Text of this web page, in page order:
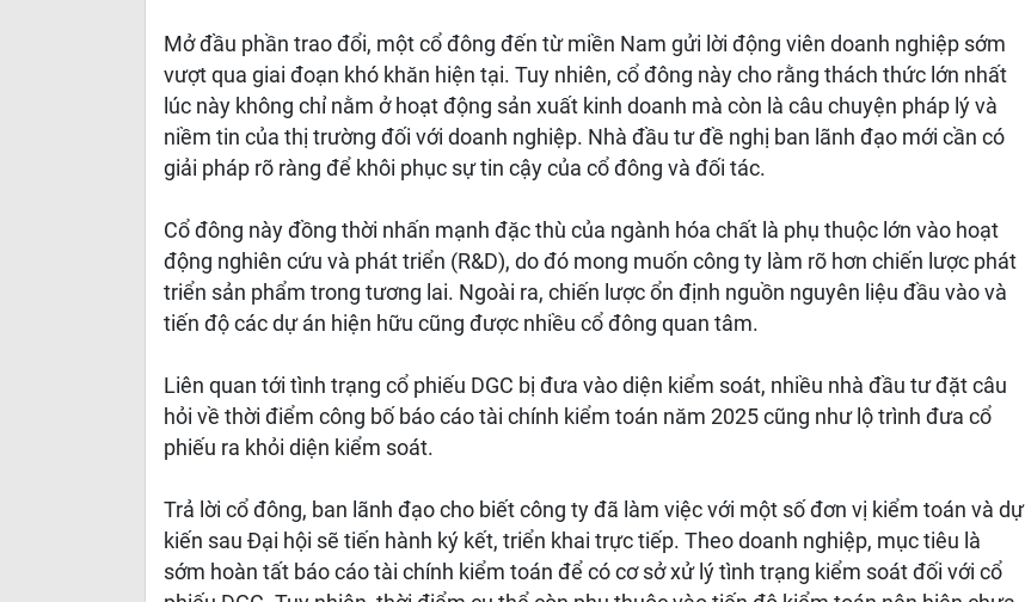
Mở đầu phần trao đổi, một cổ đông đến từ miền Nam gửi lời động viên doanh nghiệp sớm
vượt qua giai đoạn khó khăn hiện tại. Tuy nhiên, cổ đông này cho rằng thách thức lớn nhất
lúc này không chỉ nằm ở hoạt động sản xuất kinh doanh mà còn là câu chuyện pháp lý và
niềm tin của thị trường đối với doanh nghiệp. Nhà đầu tư đề nghị ban lãnh đạo mới cần có
giải pháp rõ ràng để khôi phục sự tin cậy của cổ đông và đối tác.
Cổ đông này đồng thời nhấn mạnh đặc thù của ngành hóa chất là phụ thuộc lớn vào hoạt
động nghiên cứu và phát triển (R&D), do đó mong muốn công ty làm rõ hơn chiến lược phát
triển sản phẩm trong tương lai. Ngoài ra, chiến lược ổn định nguồn nguyên liệu đầu vào và
tiến độ các dự án hiện hữu cũng được nhiều cổ đông quan tâm.
Liên quan tới tình trạng cổ phiếu DGC bị đưa vào diện kiểm soát, nhiều nhà đầu tư đặt câu
hỏi về thời điểm công bố báo cáo tài chính kiểm toán năm 2025 cũng như lộ trình đưa cổ
phiếu ra khỏi diện kiểm soát.
Trả lời cổ đông, ban lãnh đạo cho biết công ty đã làm việc với một số đơn vị kiểm toán và dự
kiến sau Đại hội sẽ tiến hành ký kết, triển khai trực tiếp. Theo doanh nghiệp, mục tiêu là
sớm hoàn tất báo cáo tài chính kiểm toán để có cơ sở xử lý tình trạng kiểm soát đối với cổ